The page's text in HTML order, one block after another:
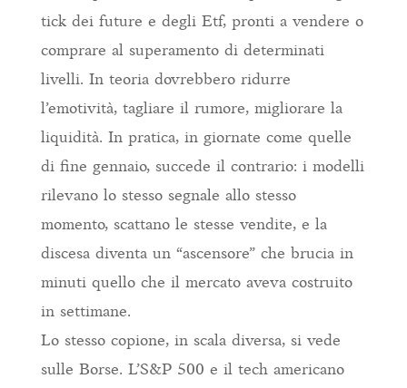
tick dei future e degli Etf, pronti a vendere o
comprare al superamento di determinati
livelli. In teoria dovrebbero ridurre
l’emotività, tagliare il rumore, migliorare la
liquidità. In pratica, in giornate come quelle
di fine gennaio, succede il contrario: i modelli
rilevano lo stesso segnale allo stesso
momento, scattano le stesse vendite, e la
discesa diventa un “ascensore” che brucia in
minuti quello che il mercato aveva costruito
in settimane.
Lo stesso copione, in scala diversa, si vede
sulle Borse. L’S&P 500 e il tech americano